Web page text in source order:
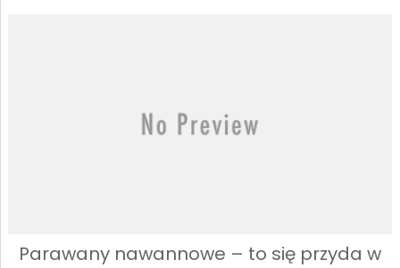
Parawany nawannowe – to się przyda w